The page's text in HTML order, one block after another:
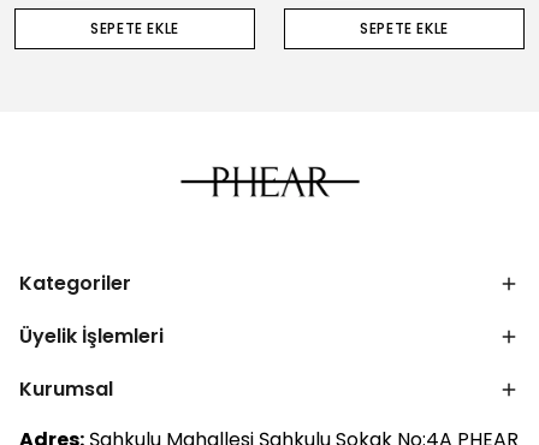
SEPETE EKLE SEPETE EKLE
Kategoriler
Üyelik İşlemleri
Kurumsal